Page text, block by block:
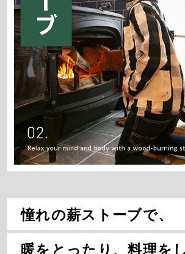
憧れの薪ストーブで、
暖をとったり、料理を